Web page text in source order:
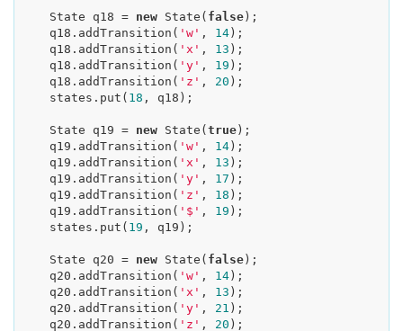
    State q18 =
new State( false);
    q18.addTransition(
'w' , 14);
    q18.addTransition(
'x' , 13 );
    q18.addTransition(
'y' , 19 );
    q18.addTransition(
'z' , 20 );
    states.put(
18 , q18);
    State q19 =
new State(true);
    q19.addTransition(
'w' , 14);
    q19.addTransition(
'x' , 13 );
    q19.addTransition(
'y' , 17 );
    q19.addTransition(
'z' , 18 );
    q19.addTransition(
'$' , 19 );
    states.put(
19 , q19);
    State q20 =
new State( false);
    q20.addTransition(
'w' , 14);
    q20.addTransition(
'x' , 13 );
    q20.addTransition(
'y' , 21 );
    q20.addTransition(
'z' , 20 );